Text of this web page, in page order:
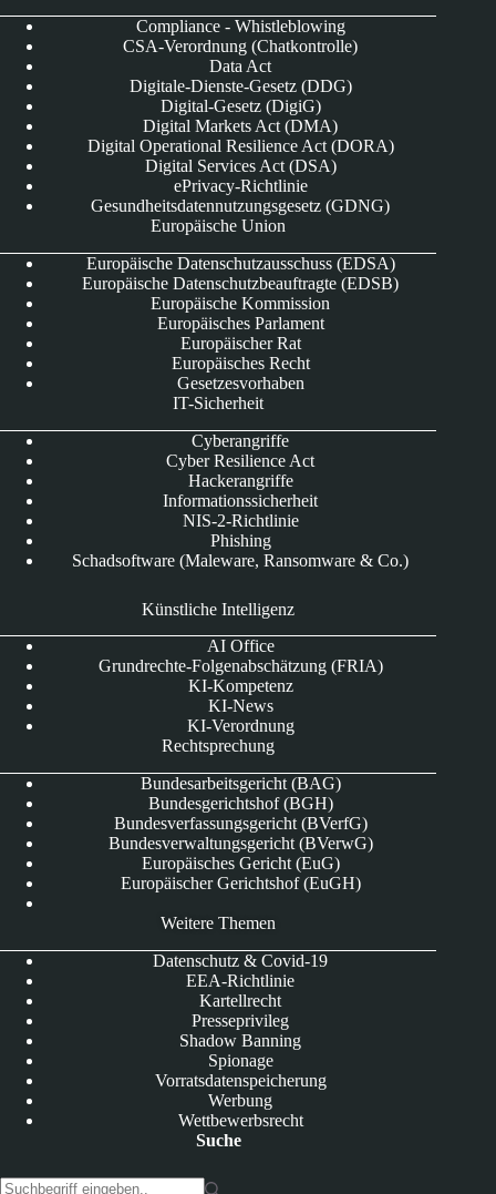
Compliance - Whistleblowing
CSA-Verordnung (Chatkontrolle)
Data Act
Digitale-Dienste-Gesetz (DDG)
Digital-Gesetz (DigiG)
Digital Markets Act (DMA)
Digital Operational Resilience Act (DORA)
Digital Services Act (DSA)
ePrivacy-Richtlinie
Gesundheitsdatennutzungsgesetz (GDNG)
Europäische Union
Europäische Datenschutzausschuss (EDSA)
Europäische Datenschutzbeauftragte (EDSB)
Europäische Kommission
Europäisches Parlament
Europäischer Rat
Europäisches Recht
Gesetzesvorhaben
IT-Sicherheit
Cyberangriffe
Cyber Resilience Act
Hackerangriffe
Informationssicherheit
NIS-2-Richtlinie
Phishing
Schadsoftware (Maleware, Ransomware & Co.)
Künstliche Intelligenz
AI Office
Grundrechte-Folgenabschätzung (FRIA)
KI-Kompetenz
KI-News
KI-Verordnung
Rechtsprechung
Bundesarbeitsgericht (BAG)
Bundesgerichtshof (BGH)
Bundesverfassungsgericht (BVerfG)
Bundesverwaltungsgericht (BVerwG)
Europäisches Gericht (EuG)
Europäischer Gerichtshof (EuGH)
Weitere Themen
Datenschutz & Covid-19
EEA-Richtlinie
Kartellrecht
Presseprivileg
Shadow Banning
Spionage
Vorratsdatenspeicherung
Werbung
Wettbewerbsrecht
Suche